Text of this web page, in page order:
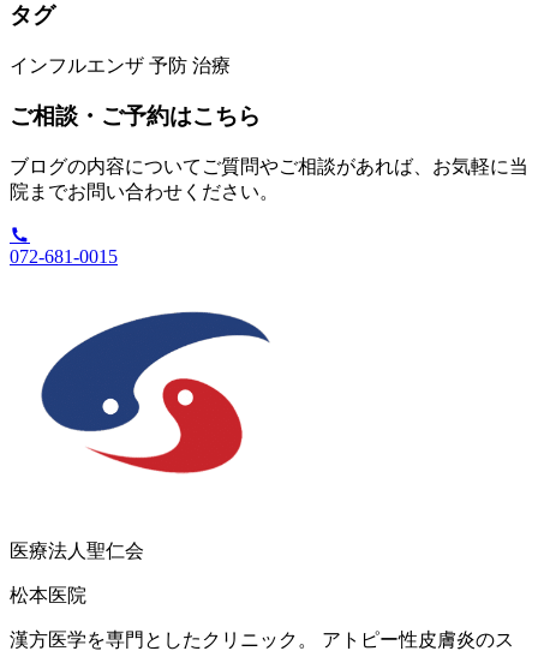
タグ
インフルエンザ 予防 治療
ご相談・ご予約はこちら
ブログの内容についてご質問やご相談があれば、お気軽に当
院までお問い合わせください。
072-681-0015
医療法人聖仁会
松本医院
漢方医学を専門としたクリニック。 アトピー性皮膚炎のス